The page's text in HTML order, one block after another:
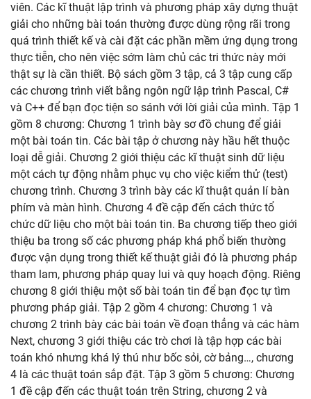
viên. Các kĩ thuật lập trình và phương pháp xây dựng thuật
giải cho những bài toán thường được dùng rộng rãi trong
quá trình thiết kế và cài đặt các phần mềm ứng dụng trong
thực tiễn, cho nên việc sớm làm chủ các tri thức này mới
thật sự là cần thiết. Bộ sách gồm 3 tập, cả 3 tập cung cấp
các chương trình viết bằng ngôn ngữ lập trình Pascal, C#
và C++ để bạn đọc tiện so sánh với lời giải của mình. Tập 1
gồm 8 chương: Chương 1 trình bày sơ đồ chung để giải
một bài toán tin. Các bài tập ở chương này hầu hết thuộc
loại dễ giải. Chương 2 giới thiệu các kĩ thuật sinh dữ liệu
một cách tự động nhằm phục vụ cho việc kiểm thử (test)
chương trình. Chương 3 trình bày các kĩ thuật quản lí bàn
phím và màn hình. Chương 4 đề cập đến cách thức tổ
chức dữ liệu cho một bài toán tin. Ba chương tiếp theo giới
thiệu ba trong số các phương pháp khá phổ biến thường
được vận dụng trong thiết kế thuật giải đó là phương pháp
tham lam, phương pháp quay lui và quy hoạch động. Riêng
chương 8 giới thiệu một số bài toán tin để bạn đọc tự tìm
phương pháp giải. Tập 2 gồm 4 chương: Chương 1 và
chương 2 trình bày các bài toán về đoạn thẳng và các hàm
Next, chương 3 giới thiệu các trò chơi là tập hợp các bài
toán khó nhưng khá lý thú như bốc sỏi, cờ bảng…, chương
4 là các thuật toán sắp đặt. Tập 3 gồm 5 chương: Chương
1 đề cập đến các thuật toán trên String, chương 2 và